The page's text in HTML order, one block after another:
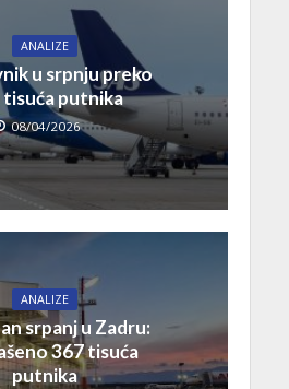
ANALIZE
u srpnju preko
putnika
08/04/2026
ANALIZE
srpanj u Zadru:
367 tisuća
putnika